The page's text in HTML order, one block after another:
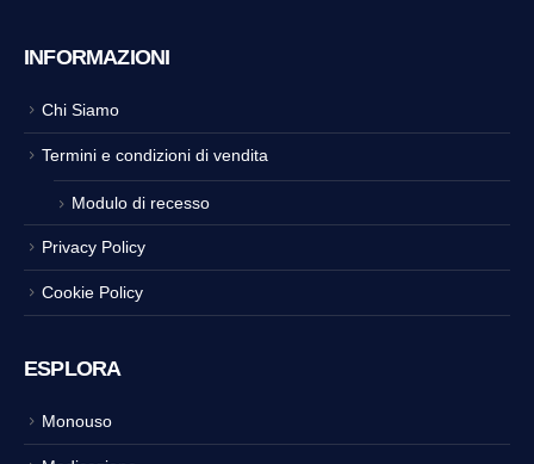
INFORMAZIONI
Chi Siamo
Termini e condizioni di vendita
Modulo di recesso
Privacy Policy
Cookie Policy
ESPLORA
Monouso